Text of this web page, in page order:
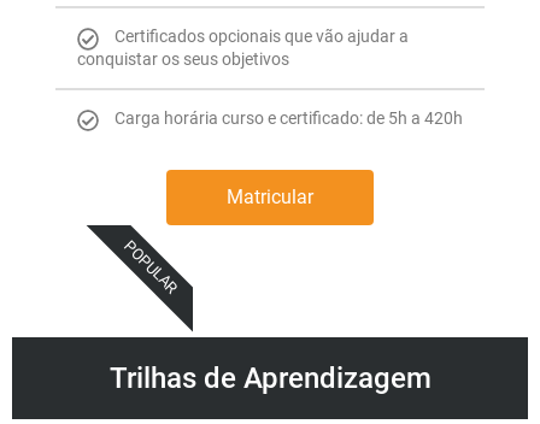
Certificados opcionais que vão ajudar a
conquistar os seus objetivos
Carga horária curso e certificado: de 5h a 420h
Matricular
POPULAR
Trilhas de Aprendizagem